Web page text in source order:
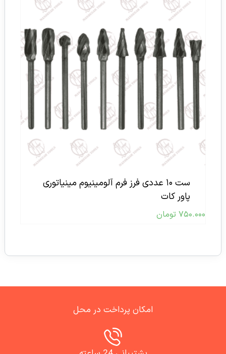
ست ۱۰ عددی فرز فرم آلومینیوم مینیاتوری
پاور کات
۷۵۰.۰۰۰ تومان
امکان پرداخت در محل